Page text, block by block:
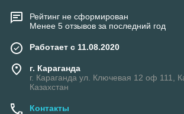
Рейтинг не сформирован
Менее 5 отзывов за последний год
Работает с 11.08.2020
г. Караганда
г. Караганда ул. Ключевая 12 оф 111,
Казахстан
Контакты